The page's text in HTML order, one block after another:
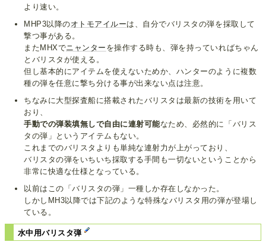
より速い。
MHP3以降のオトモアイルーは、自分でバリスタの弾を採取して
撃つ事がある。
またMHXでニャンター を操作する時も、弾を持っていればちゃん
とバリスタが使える。
但し基本的にアイテムを使えないためか、ハンターのように複数
種の弾を任意に撃ち分ける事が出来ない点は注意。
ちなみに大型探査船に搭載されたバリスタは最新の技術を用いて
おり、
手動での弾装填無しで自由に連射可能なため、必然的に「バリス
タの弾」というアイテムもない。
これまでのバリスタよりも単純な連射力が上がっており、
バリスタの弾をいちいち採取する手間も一切ないということから
非常に快適な仕様となっている。
以前はこの「バリスタの弾」一種しか存在しなかった。
しかしMH3以降では下記のような特殊なバリスタ用の弾が登場し
ている。
水中用バリスタ弾